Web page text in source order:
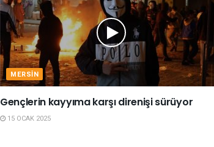
MERSIN
Gençlerin kayyıma karşı direnişi sürüyor
15 OCAK 2025